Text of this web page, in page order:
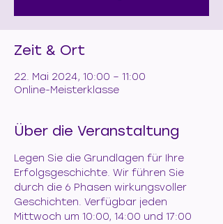
Zeit & Ort
22. Mai 2024, 10:00 – 11:00
Online-Meisterklasse
Über die Veranstaltung
Legen Sie die Grundlagen für Ihre
Erfolgsgeschichte. Wir führen Sie
durch die 6 Phasen wirkungsvoller
Geschichten. Verfügbar jeden
Mittwoch um 10:00, 14:00 und 17:00